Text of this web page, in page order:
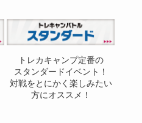
トレカキャンプ定番の
スタンダードイベント！
対戦をとにかく楽しみたい
方にオススメ！